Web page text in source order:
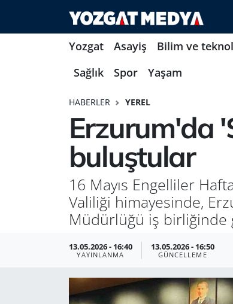
Yozgat Asayiş Bilim ve
Sağlık
Spor Yaşam
HABERLER YEREL
Erzurum'da
buluştular
16 Mayıs Engelliler
Valiliği himayesinde,
Müdürlüğü iş birliğinde
13.05.2026 - 16:40
YAYINLANMA
13.05.2026 - 16:50
GÜNCELLEME